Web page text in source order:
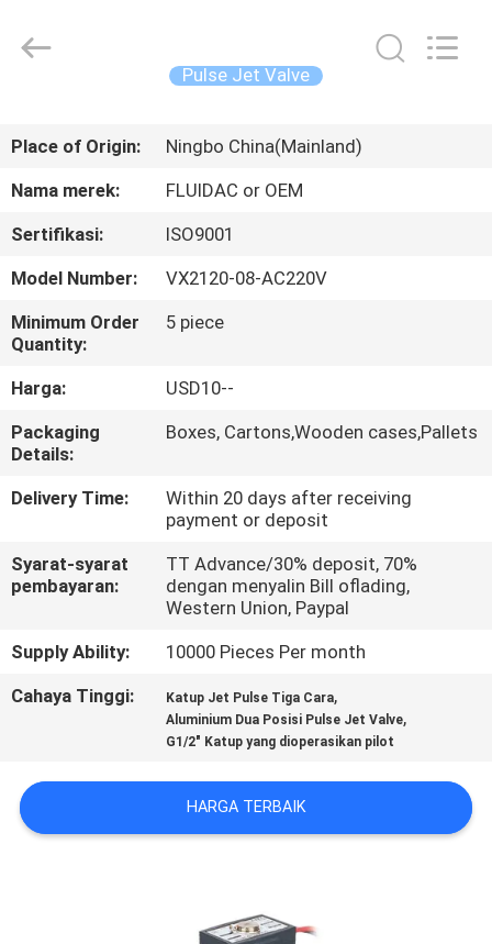
PRODUK
TENTANG
KAMI
TUR
PABRIK
KUALITAS
HUBUNGI
KAMI
PERMINTAAN
PENAWARAN
AUTOMATIC
CONTROL
Pulse Jet Valve
Place of Origin:
Ningbo China(Mainland)
Nama merek:
FLUIDAC or OEM
Sertifikasi:
ISO9001
Model Number:
VX2120-08-AC220V
Minimum Order
Quantity:
5 piece
Harga:
USD10--
Packaging
Details:
Boxes, Cartons,Wooden cases,Pallets
Delivery Time:
Within 20 days after receiving
payment or deposit
Syarat-syarat
pembayaran:
TT Advance/30% deposit, 70%
dengan menyalin Bill oflading,
Western Union, Paypal
Supply Ability:
10000 Pieces Per month
Cahaya Tinggi:
Katup Jet Pulse Tiga Cara,
Aluminium Dua Posisi Pulse Jet Valve,
G1/2" Katup yang dioperasikan pilot
HARGA TERBAIK